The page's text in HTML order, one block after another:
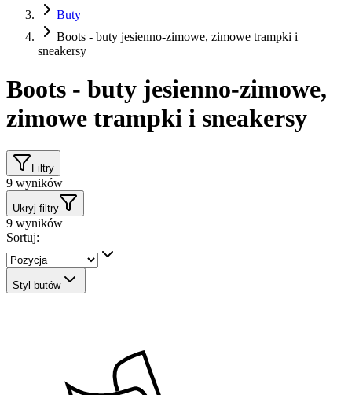
Buty
Boots - buty jesienno-zimowe, zimowe trampki i
sneakersy
Boots - buty jesienno-zimowe,
zimowe trampki i sneakersy
Filtry
9 wyników
Ukryj filtry
9 wyników
Sortuj:
Styl butów